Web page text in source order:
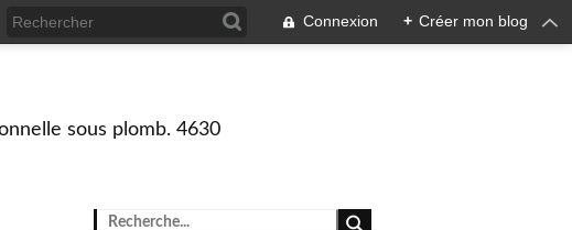
Connexion + Créer mon blog
sous plomb. 4630